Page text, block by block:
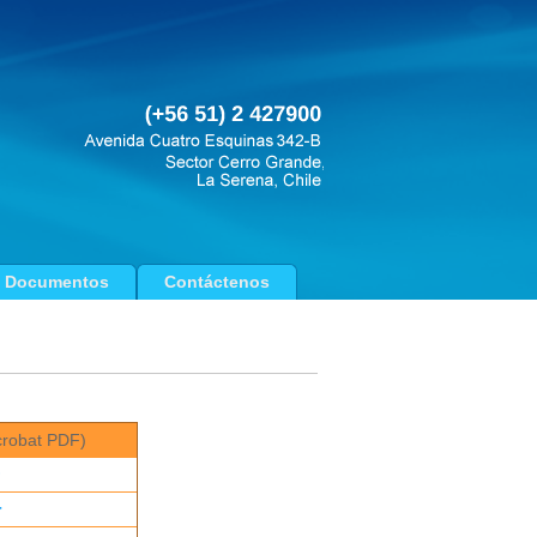
Documentos Contáctenos
PDF)